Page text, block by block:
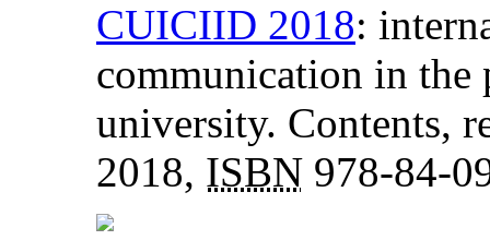
CUICIID 2018:
communication in the
university. Contents,
2018, ISBN 978-84-